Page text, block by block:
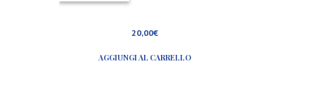
20,00€
AGGIUNGI AL CARRELLO